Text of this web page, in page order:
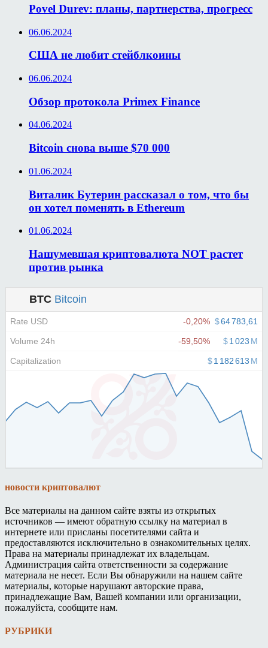
Povel Durev: планы, партнерства, прогресс
06.06.2024
США не любит стейблкоины
06.06.2024
Обзор протокола Primex Finance
04.06.2024
Bitcoin снова выше $70 000
01.06.2024
Виталик Бутерин рассказал о том, что бы
он хотел поменять в Ethereum
01.06.2024
Нашумевшая криптовалюта NOT растет
против рынка
новости криптовалют
Все материалы на данном сайте взяты из открытых
источников — имеют обратную ссылку на материал в
интернете или присланы посетителями сайта и
предоставляются исключительно в ознакомительных целях.
Права на материалы принадлежат их владельцам.
Администрация сайта ответственности за содержание
материала не несет. Если Вы обнаружили на нашем сайте
материалы, которые нарушают авторские права,
принадлежащие Вам, Вашей компании или организации,
пожалуйста, сообщите нам.
РУБРИКИ